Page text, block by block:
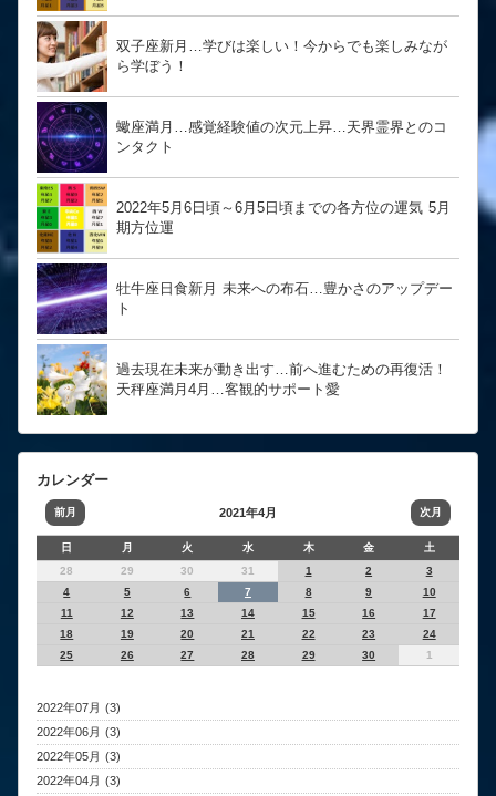
双子座新月…学びは楽しい！今からでも楽しみなが
ら学ぼう！
蠍座満月…感覚経験値の次元上昇…天界霊界とのコ
ンタクト
2022年5月6日頃～6月5日頃までの各方位の運気 5月
期方位運
牡牛座日食新月 未来への布石…豊かさのアップデー
ト
過去現在未来が動き出す…前へ進むための再復活！
天秤座満月4月…客観的サポート愛
カレンダー
前月 2021年4月 次月
日 月 火 水 木 金
土
28
29 30 31 1 2
3
4
5 6 7 8 9
10
11
12 13 14 15 16
17
18
19 20 21 22 23
24
25
26 27 28 29 30 1
2022年07月 (3)
2022年06月 (3)
2022年05月 (3)
2022年04月 (3)